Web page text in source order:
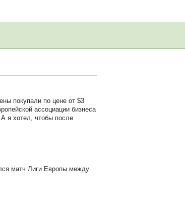
покупали по цене от $3
ассоциации бизнеса
я хотел, чтобы после
матч Лиги Европы между